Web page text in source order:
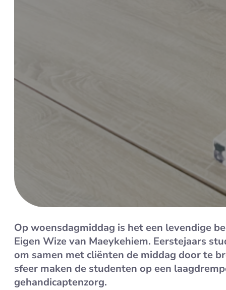
Op woensdagmiddag is het een levendige
Eigen Wize van Maeykehiem. Eerstejaars
om samen met cliënten de middag door te
sfeer maken de studenten op een
gehandicaptenzorg.